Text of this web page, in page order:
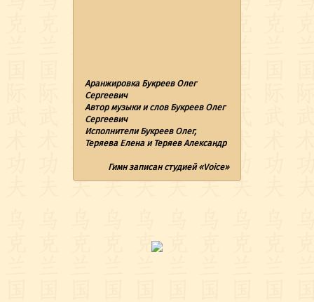
Аранжировка Букреев Олег
Сергеевич
Автор музыки и слов Букреев Олег
Сергеевич
Исполнители Букреев Олег,
Теряева Елена и Теряев Александр
Гимн записан студией «Voice»